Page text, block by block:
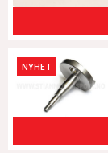
NYHET